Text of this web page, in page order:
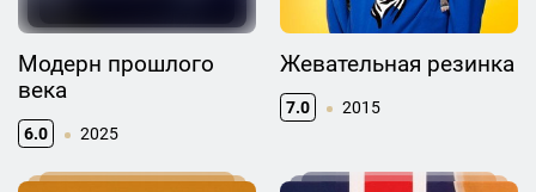
Модерн прошлого
века
6.0 2025
Жевательная резинка
7.0 2015